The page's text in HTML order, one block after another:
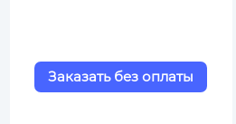
Заказать без оплаты